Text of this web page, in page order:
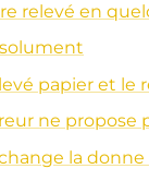
relevé en
papier et le
ne propose
la